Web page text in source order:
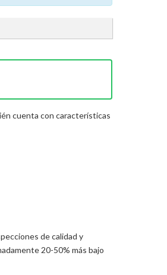
cuenta con características
de calidad y
20-50% más bajo